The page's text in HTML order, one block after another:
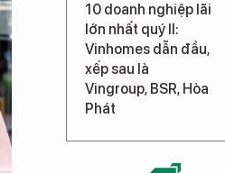
10 doanh nghiệp lãi
lớn nhất quý II:
Vinhomes dẫn đầu,
xếp sau là
Vingroup, BSR, Hòa
Phát